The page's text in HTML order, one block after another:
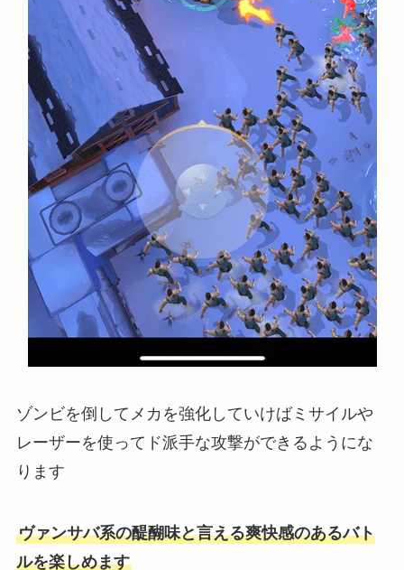
ゾンビを倒してメカを強化していけばミサイルや
レーザーを使ってド派手な攻撃ができるようにな
ります
ヴァンサバ系の醍醐味と言える爽快感のあるバト
ルを楽しめます